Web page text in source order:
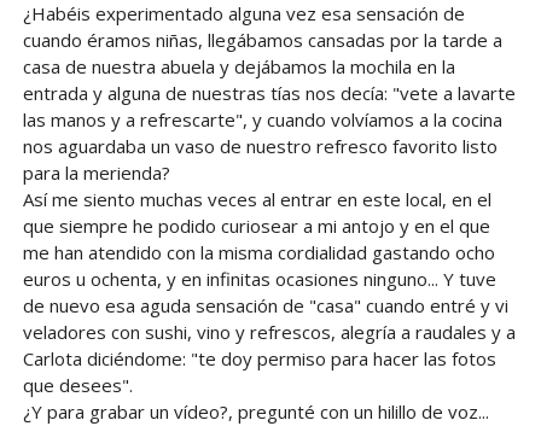
¿Habéis experimentado alguna vez esa sensación de
cuando éramos niñas, llegábamos cansadas por la tarde a
casa de nuestra abuela y dejábamos la mochila en la
entrada y alguna de nuestras tías nos decía: "vete a lavarte
las manos y a refrescarte", y cuando volvíamos a la cocina
nos aguardaba un vaso de nuestro refresco favorito listo
para la merienda?
Así me siento muchas veces al entrar en este local, en el
que siempre he podido curiosear a mi antojo y en el que
me han atendido con la misma cordialidad gastando ocho
euros u ochenta, y en infinitas ocasiones ninguno... Y tuve
de nuevo esa aguda sensación de "casa" cuando entré y vi
veladores con sushi, vino y refrescos, alegría a raudales y a
Carlota diciéndome: "te doy permiso para hacer las fotos
que desees".
¿Y para grabar un vídeo?, pregunté con un hilillo de voz...